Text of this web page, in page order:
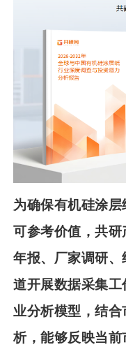
为确保有机硅涂层
可参考价值，共研
年报、厂家调研
道开展数据采集工
业分析模型，结
析，能够反映当